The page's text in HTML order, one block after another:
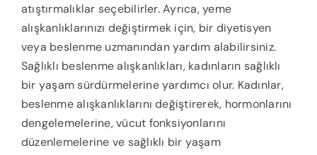
atıştırmalıklar seçebilirler. Ayrıca, yeme
alışkanlıklarınızı değiştirmek için, bir diyetisyen
veya beslenme uzmanından yardım alabilirsiniz.
Sağlıklı beslenme alışkanlıkları, kadınların sağlıklı
bir yaşam sürdürmelerine yardımcı olur. Kadınlar,
beslenme alışkanlıklarını değiştirerek, hormonlarını
dengelemelerine, vücut fonksiyonlarını
düzenlemelerine ve sağlıklı bir yaşam